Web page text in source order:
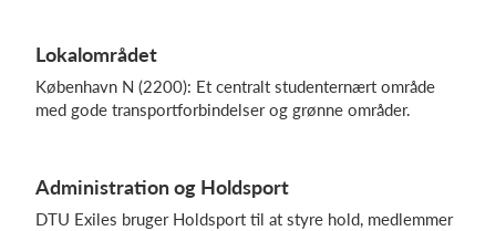
Lokalområdet
København N (2200): Et centralt studenternært område
med gode transportforbindelser og grønne områder.
Administration og Holdsport
DTU Exiles bruger Holdsport til at styre hold, medlemmer